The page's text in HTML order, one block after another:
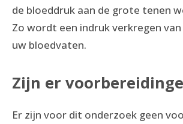
de bloeddruk aan de grote tenen
Zo wordt een indruk verkregen
uw bloedvaten.
Zijn er
Er zijn voor dit onderzoek geen